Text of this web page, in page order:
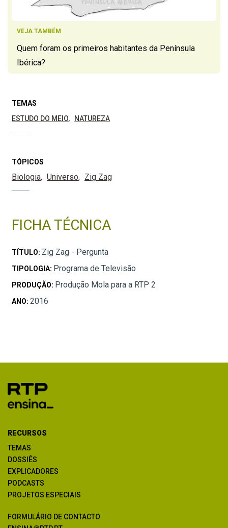
VEJA TAMBÉM
Quem foram os primeiros habitantes da Península
Ibérica?
TEMAS
ESTUDO DO MEIO
NATUREZA
TÓPICOS
Biologia Universo Zig Zag
FICHA TÉCNICA
TÍTULO: Zig Zag - Pergunta
TIPOLOGIA: Programa de Televisão
PRODUÇÃO: Produção Mola para a RTP 2
ANO: 2016
RECURSOS
TEMAS
DOSSIÊS
EXPLICADORES
PODCASTS
PROJETOS ESPECIAIS
FORMULÁRIO DE CONTACTO